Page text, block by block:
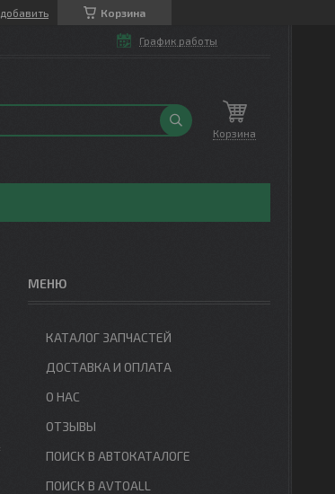
Корзина
добавить
График работы
Корзина
КАТАЛОГ ЗАПЧАСТЕЙ
ДОСТАВКА И ОПЛАТА
О НАС
ОТЗЫВЫ
ПОИСК В АВТОКАТАЛОГЕ
ПОИСК В AVTOALL